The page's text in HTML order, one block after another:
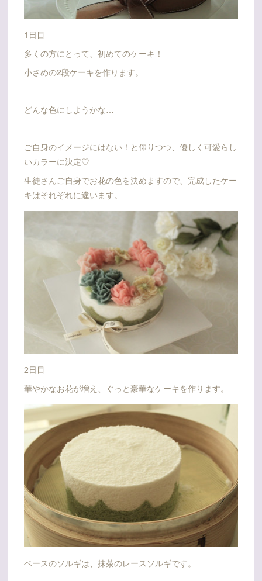
1日目
多くの方にとって、初めてのケーキ！
小さめの2段ケーキを作ります。
どんな色にしようかな…
ご自身のイメージにはない！と仰りつつ、優しく可愛らし
いカラーに決定♡
生徒さんご自身でお花の色を決めますので、完成したケー
キはそれぞれに違います。
2日目
華やかなお花が増え、ぐっと豪華なケーキを作ります。
ベースのソルギは、抹茶のレースソルギです。